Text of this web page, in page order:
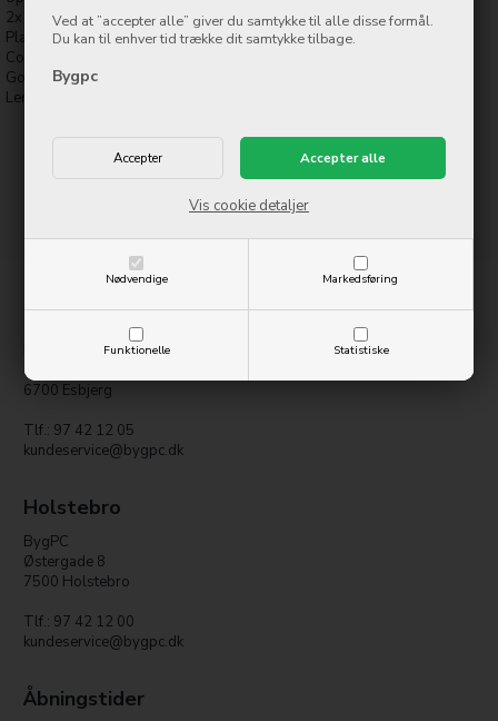
Ved at ”accepter alle” giver du samtykke til alle disse formål.
Du kan til enhver tid trække dit samtykke tilbage.
Bygpc
Nødvendige Markedsføring
Funktionelle Statistiske
Vis cookie detaljer
2x shielded
Plastic housing
Color: Black
Gold plated
Length: 1 m
Esbjerg
Electronics Center
Strandbygade 33
6700 Esbjerg
Tlf.: 97 42 12 05
kundeservice@bygpc.dk
Holstebro
BygPC
Østergade 8
7500 Holstebro
Tlf.: 97 42 12 00
kundeservice@bygpc.dk
Åbningstider